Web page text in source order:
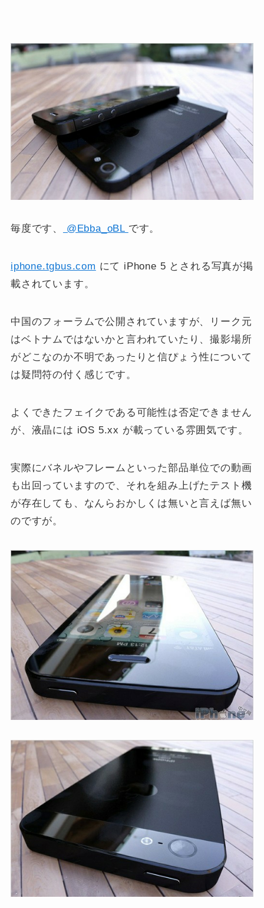
毎度です、 @Ebba_oBL です。
iphone.tgbus.com にて iPhone 5 とされる写真が掲
載されています。
中国のフォーラムで公開されていますが、リーク元
はベトナムではないかと言われていたり、撮影場所
がどこなのか不明であったりと信ぴょう性について
は疑問符の付く感じです。
よくできたフェイクである可能性は否定できません
が、液晶には iOS 5.xx が載っている雰囲気です。
実際にバネルやフレームといった部品単位での動画
も出回っていますので、それを組み上げたテスト機
が存在しても、なんらおかしくは無いと言えば無い
のですが。